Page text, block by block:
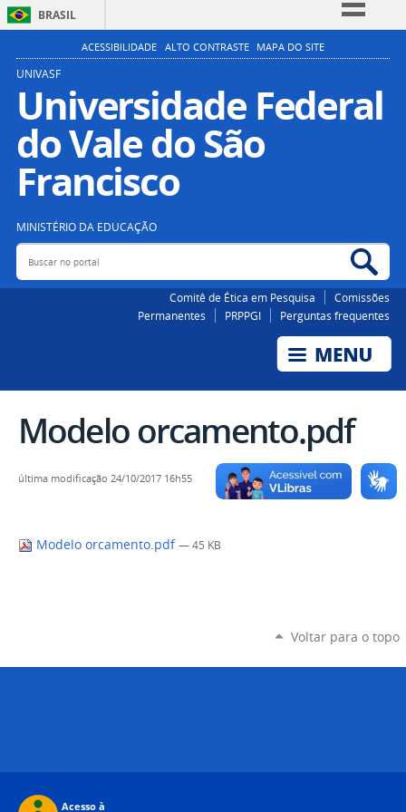
BRASIL
Simplifique!
Participe
Acesso à informação
Legislação
ACESSIBILIDADE ALTO CONTRASTE MAPA DO SITE
UNIVASF
Universidade Federal
do Vale do São
Francisco
MINISTÉRIO DA EDUCAÇÃO
Buscar no portal
Comitê de Ética em Pesquisa
Comissões
Permanentes
PRPPGI Perguntas frequentes
Modelo orcamento.pdf
última modificação 24/10/2017 16h55
Modelo orcamento.pdf — 45 KB
Voltar para o topo